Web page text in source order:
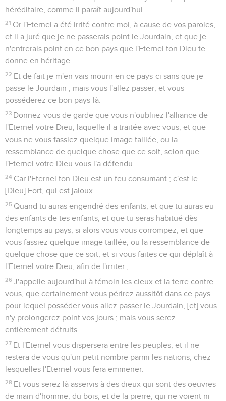
héréditaire, comme il paraît aujourd'hui.
21 Or l'Eternel a été irrité contre moi, à cause de vos paroles,
et il a juré que je ne passerais point le Jourdain, et que je
n'entrerais point en ce bon pays que l'Eternel ton Dieu te
donne en héritage.
22 Et de fait je m'en vais mourir en ce pays-ci sans que je
passe le Jourdain ; mais vous l'allez passer, et vous
posséderez ce bon pays-là.
23 Donnez-vous de garde que vous n'oubliiez l'alliance de
l'Eternel votre Dieu, laquelle il a traitée avec vous, et que
vous ne vous fassiez quelque image taillée, ou la
ressemblance de quelque chose que ce soit, selon que
l'Eternel votre Dieu vous l'a défendu.
24 Car l'Eternel ton Dieu est un feu consumant ; c'est le
[Dieu] Fort, qui est jaloux.
25 Quand tu auras engendré des enfants, et que tu auras eu
des enfants de tes enfants, et que tu seras habitué dès
longtemps au pays, si alors vous vous corrompez, et que
vous fassiez quelque image taillée, ou la ressemblance de
quelque chose que ce soit, et si vous faites ce qui déplaît à
l'Eternel votre Dieu, afin de l'irriter ;
26 J'appelle aujourd'hui à témoin les cieux et la terre contre
vous, que certainement vous périrez aussitôt dans ce pays
pour lequel posséder vous allez passer le Jourdain, [et] vous
n'y prolongerez point vos jours ; mais vous serez
entièrement détruits.
27 Et l'Eternel vous dispersera entre les peuples, et il ne
restera de vous qu'un petit nombre parmi les nations, chez
lesquelles l'Eternel vous fera emmener.
28 Et vous serez là asservis à des dieux qui sont des oeuvres
de main d'homme, du bois, et de la pierre, qui ne voient ni